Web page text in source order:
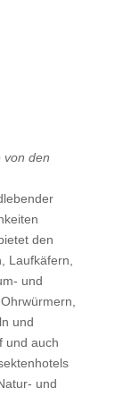
von den
den
Laufkäfern,
und
und
und auch
und